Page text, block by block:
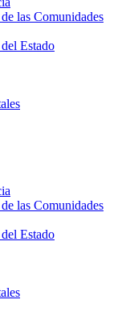
las Comunidades
Estado
las Comunidades
Estado